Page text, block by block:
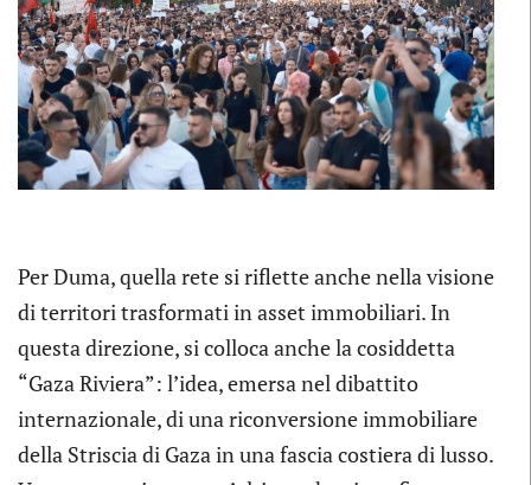
Per Duma, quella rete si riflette anche nella visione
di territori trasformati in asset immobiliari. In
questa direzione, si colloca anche la cosiddetta
“Gaza Riviera”: l’idea, emersa nel dibattito
internazionale, di una riconversione immobiliare
della Striscia di Gaza in una fascia costiera di lusso.